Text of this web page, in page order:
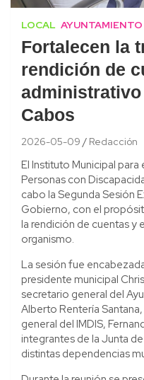
LOCAL AYUNTAMIENTO
Fortalecen la
rendición de
Cabos
2026-05-09 Redacción
El Instituto Municipal
Personas con
cabo la Segunda Sesión
Gobierno, con el
la rendición de cuentas y
organismo.
La sesión fue
presidente municipal
secretario general del
Alberto Rentería
general del IMDIS,
integrantes de la Junta
distintas dependencias